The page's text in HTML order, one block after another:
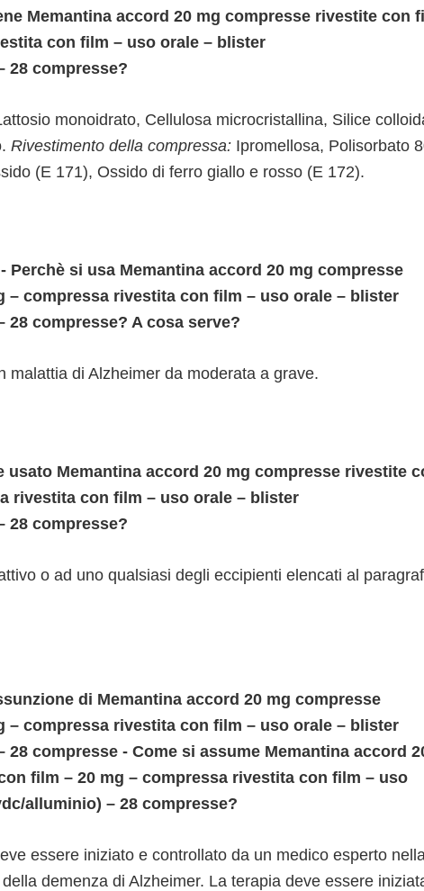
Memantina accord 20 mg compresse rivestite con
con film – uso orale – blister
28 compresse?
monoidrato, Cellulosa microcristallina, Silice
Rivestimento della compressa: Ipromellosa, Polisorbato
(E 171), Ossido di ferro giallo e rosso (E 172).
Perchè si usa Memantina accord 20 mg compresse
– compressa rivestita con film – uso orale – blister
28 compresse? A cosa serve?
malattia di Alzheimer da moderata a grave.
usato Memantina accord 20 mg compresse rivestite
rivestita con film – uso orale – blister
28 compresse?
o ad uno qualsiasi degli eccipienti elencati al
di Memantina accord 20 mg compresse
– compressa rivestita con film – uso orale – blister
28 compresse - Come si assume Memantina accord
film – 20 mg – compressa rivestita con film – uso
alluminio) – 28 compresse?
essere iniziato e controllato da un medico esperto nella
demenza di Alzheimer. La terapia deve essere